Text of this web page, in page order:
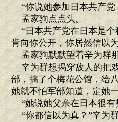
“你说她参加日本共产党
孟家驹点点头。
“日本共产党在日本是个
肯向你公开，你居然信以
孟家驹默默望着辛为群
辛为群想揭穿敌人的把戏
部，搞了个梅花公馆，给
她就不怕军部知道，定她
“她说她父亲在日本很有
“你都信以为真？”辛为